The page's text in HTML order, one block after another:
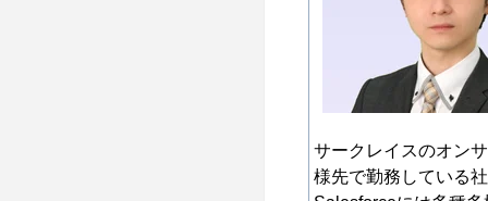
サークレイスのオン
様先で勤務している